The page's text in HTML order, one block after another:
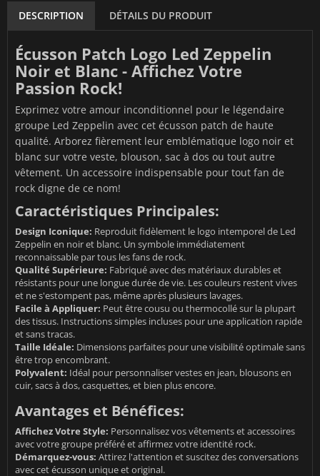
DESCRIPTION DÉTAILS DU PRODUIT
Écusson Patch Logo Led Zeppelin
Noir et Blanc - Affichez Votre
Passion Rock!
Exprimez votre amour inconditionnel pour le légendaire
groupe Led Zeppelin avec cet écusson patch de haute
qualité. Arborez fièrement leur emblématique logo noir et
blanc sur votre veste, blouson, sac à dos ou tout autre
vêtement. Un accessoire indispensable pour tout fan de
rock digne de ce nom!
Caractéristiques Principales:
Design Iconique: Reproduit fidèlement le logo intemporel de Led
Zeppelin en noir et blanc. Un symbole immédiatement
reconnaissable par tous les fans de rock.
Qualité Supérieure: Fabriqué avec des matériaux durables et
résistants pour une longue durée de vie. Les couleurs restent vives
et ne s'estompent pas, même après plusieurs lavages.
Facile à Appliquer: Peut être cousu ou thermocollé sur la plupart
des tissus. Instructions simples incluses pour une application rapide
et sans tracas.
Taille Idéale: Dimensions parfaites pour une visibilité optimale sans
être trop encombrant.
Polyvalent: Idéal pour personnaliser vestes en jean, blousons en
cuir, sacs à dos, casquettes, et bien plus encore.
Avantages et Bénéfices:
Affichez Votre Style: Personnalisez vos vêtements et accessoires
avec votre groupe préféré et affirmez votre identité rock.
Démarquez-vous: Attirez l'attention et suscitez des conversations
avec cet écusson unique et original.